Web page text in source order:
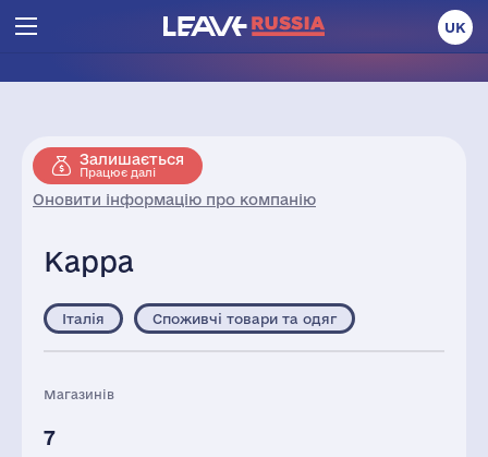
UK
Залишається
Працює далі
Оновити інформацію про компанію
Kappa
Італія Споживчі товари та одяг
Магазинів
7